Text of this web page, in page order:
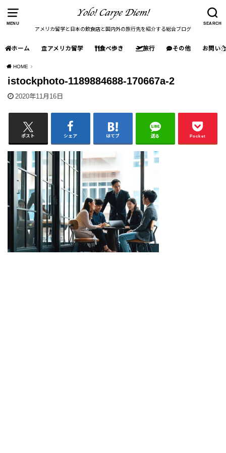
MENU SEARCH
アメリカ留学と日本の飲食店と国内外の旅行先を紹介する総合ブログ
ホーム アメリカ留学 食べ歩き 旅行 その他 お問い
HOME
istockphoto-1189884688-170667a-2
2020年11月16日
ポスト シェア はてブ 送る Pocket